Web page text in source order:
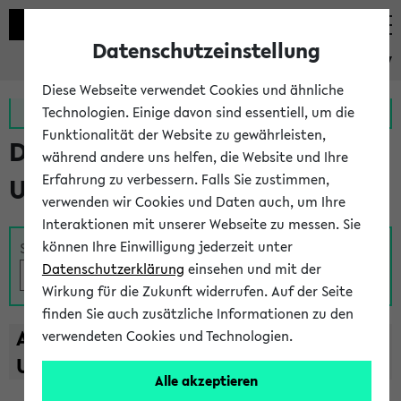
eKVV
Zur MeineUni App Zum MeineUni Portal
Das Lehrangebot der
Universität Bielefeld
Suche
A B C D E F G H I J K L M N O
U
V W X Y
Z
Datenschutzeinstellung
Diese Webseite verwendet Cookies und ähnliche
Technologien. Einige davon sind essentiell, um die
Funktionalität der Website zu gewährleisten,
während andere uns helfen, die Website und Ihre
Erfahrung zu verbessern. Falls Sie zustimmen,
verwenden wir Cookies und Daten auch, um Ihre
Interaktionen mit unserer Webseite zu messen. Sie
können Ihre Einwilligung jederzeit unter
Datenschutzerklärung einsehen und mit der
Wirkung für die Zukunft widerrufen. Auf der Seite
finden Sie auch zusätzliche Informationen zu den
verwendeten Cookies und Technologien.
Alle akzeptieren